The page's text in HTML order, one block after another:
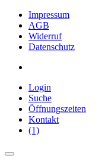
Impressum
AGB
Widerruf
Datenschutz
Login
Suche
Öffnungszeiten
Kontakt
(1)